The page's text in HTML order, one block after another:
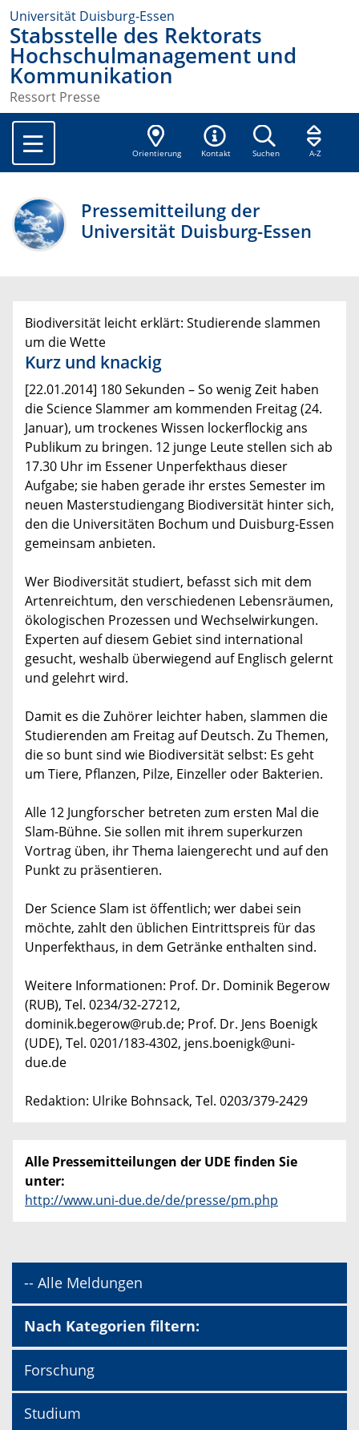
Universität Duisburg-Essen
Stabsstelle des Rektorats
Hochschulmanagement und
Kommunikation
Ressort Presse
Orientierung Kontakt Suchen A-Z
Pressemitteilung der
Universität Duisburg-Essen
Biodiversität leicht erklärt: Studierende slammen
um die Wette
Kurz und knackig
[22.01.2014] 180 Sekunden – So wenig Zeit haben
die Science Slammer am kommenden Freitag (24.
Januar), um trockenes Wissen lockerflockig ans
Publikum zu bringen. 12 junge Leute stellen sich ab
17.30 Uhr im Essener Unperfekthaus dieser
Aufgabe; sie haben gerade ihr erstes Semester im
neuen Masterstudiengang Biodiversität hinter sich,
den die Universitäten Bochum und Duisburg-Essen
gemeinsam anbieten.
Wer Biodiversität studiert, befasst sich mit dem
Artenreichtum, den verschiedenen Lebensräumen,
ökologischen Prozessen und Wechselwirkungen.
Experten auf diesem Gebiet sind international
gesucht, weshalb überwiegend auf Englisch gelernt
und gelehrt wird.
Damit es die Zuhörer leichter haben, slammen die
Studierenden am Freitag auf Deutsch. Zu Themen,
die so bunt sind wie Biodiversität selbst: Es geht
um Tiere, Pflanzen, Pilze, Einzeller oder Bakterien.
Alle 12 Jungforscher betreten zum ersten Mal die
Slam-Bühne. Sie sollen mit ihrem superkurzen
Vortrag üben, ihr Thema laiengerecht und auf den
Punkt zu präsentieren.
Der Science Slam ist öffentlich; wer dabei sein
möchte, zahlt den üblichen Eintrittspreis für das
Unperfekthaus, in dem Getränke enthalten sind.
Weitere Informationen: Prof. Dr. Dominik Begerow
(RUB), Tel. 0234/32-27212,
dominik.begerow@rub.de; Prof. Dr. Jens Boenigk
(UDE), Tel. 0201/183-4302, jens.boenigk@uni-
due.de
Redaktion: Ulrike Bohnsack, Tel. 0203/379-2429
Alle Pressemitteilungen der UDE finden Sie
unter:
http://www.uni-due.de/de/presse/pm.php
-- Alle Meldungen
Nach Kategorien filtern:
Forschung
Studium